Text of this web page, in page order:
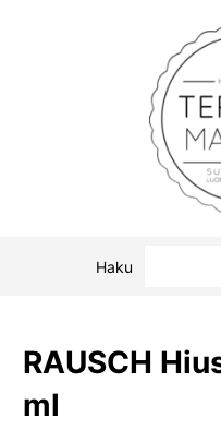
Haku
RAUSCH
ml